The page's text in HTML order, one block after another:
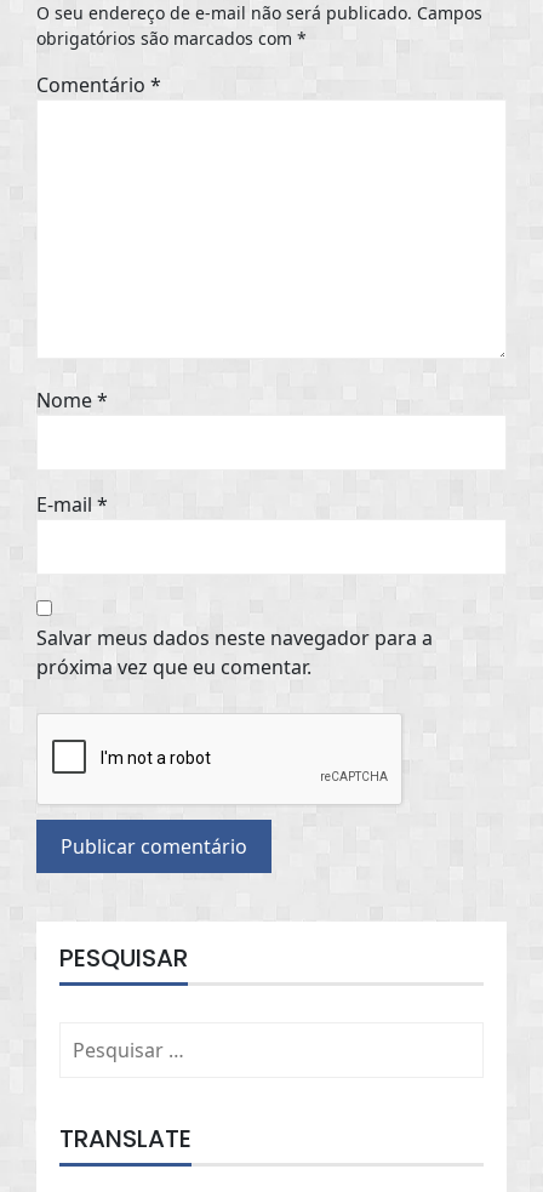
O seu endereço de e-mail não será publicado. Campos
obrigatórios são marcados com *
Comentário *
Nome*
E-mail *
Salvar meus dados neste navegador para a
próxima vez que eu comentar.
PESQUISAR
por:
TRANSLATE